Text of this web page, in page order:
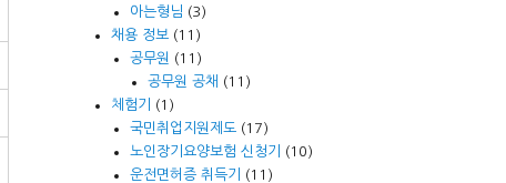
아는형님 (3)
채용 정보 (11)
공무원
(11)
공무원 공채 (11)
체험기
(1)
국민취업지원제도(17)
노인장기요양보험 신청기
(10)
운전면허증 취득기
(11)